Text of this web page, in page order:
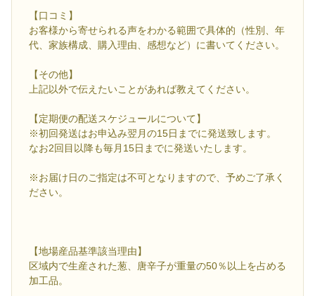
【口コミ】
お客様から寄せられる声をわかる範囲で具体的（性別、年
代、家族構成、購入理由、感想など）に書いてください。
【その他】
上記以外で伝えたいことがあれば教えてください。
【定期便の配送スケジュールについて】
※初回発送はお申込み翌月の15日までに発送致します。
なお2回目以降も毎月15日までに発送いたします。
※お届け日のご指定は不可となりますので、予めご了承く
ださい。
【地場産品基準該当理由】
区域内で生産された葱、唐辛子が重量の50％以上を占める
加工品。